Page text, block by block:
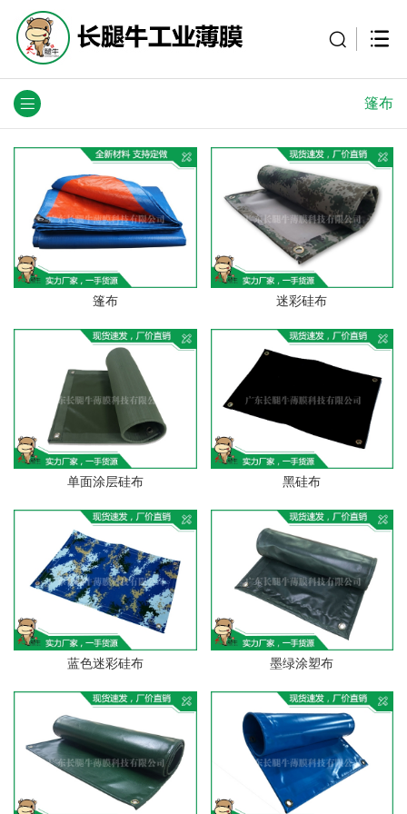
篷布
篷布 迷彩硅布
单面涂层硅布 黑硅布
蓝色迷彩硅布 墨绿涂塑布